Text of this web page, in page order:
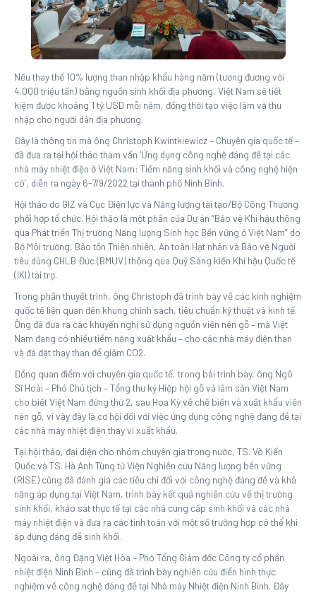
Nếu thay thế 10% lượng than nhập khẩu hàng năm (tương đương với
4.000 triệu tấn) bằng nguồn sinh khối địa phương, Việt Nam sẽ tiết
kiệm được khoảng 1 tỷ USD mỗi năm, đồng thời tạo việc làm và thu
nhập cho người dân địa phương.
Đây là thông tin mà ông Christoph Kwintkiewicz – Chuyên gia quốc tế –
đã đưa ra tại hội thảo tham vấn ‘Ứng dụng công nghệ đáng đề tại các
nhà máy nhiệt điện ở Việt Nam: Tiềm năng sinh khối và công nghệ hiện
có’, diễn ra ngày 6-7/9/2022 tại thành phố Ninh Bình.
Hội thảo do GIZ và Cục Điện lực và Năng lượng tái tạo/Bộ Công Thương
phối hợp tổ chức. Hội thảo là một phần của Dự án “Bảo vệ Khí hậu thông
qua Phát triển Thị trường Năng lượng Sinh học Bền vững ở Việt Nam” do
Bộ Môi trường, Bảo tồn Thiên nhiên, An toàn Hạt nhân và Bảo vệ Người
tiêu dùng CHLB Đức (BMUV) thông qua Quỹ Sáng kiến Khí hậu Quốc tế
(IKI) tài trợ.
Trong phần thuyết trình, ông Christoph đã trình bày về các kinh nghiệm
quốc tế liên quan đến khung chính sách, tiêu chuẩn kỹ thuật và kinh tế.
Ông đã đưa ra các khuyến nghị sử dụng nguồn viên nén gỗ – mà Việt
Nam đang có nhiều tiềm năng xuất khẩu – cho các nhà máy điện than
và đá đặt thay than để giảm CO2.
Đồng quan điểm với chuyên gia quốc tế, trong bài trình bày, ông Ngô
Sĩ Hoài – Phó Chủ tịch – Tổng thư ký Hiệp hội gỗ và lâm sản Việt Nam
cho biết Việt Nam đứng thứ 2, sau Hoa Kỳ về chế biến và xuất khẩu viên
nén gỗ, vì vậy đây là cơ hội đối với việc ứng dụng công nghệ đáng đề tại
các nhà máy nhiệt điện thay vì xuất khẩu.
Tại hội thảo, đại diện cho nhóm chuyên gia trong nước, TS. Võ Kiến
Quốc và TS. Hà Anh Tùng từ Viện Nghiên cứu Năng lượng bền vững
(RISE) cũng đã đánh giá các tiêu chí đối với công nghệ đáng đề và khả
năng áp dụng tại Việt Nam, trình bày kết quả nghiên cứu về thị trường
sinh khối, khảo sát thực tế tại các nhà cung cấp sinh khối và các nhà
máy nhiệt điện và đưa ra các tính toán với một số trường hợp có thể khi
áp dụng đáng đề sinh khối.
Ngoài ra, ông Đặng Việt Hòa – Phó Tổng Giám đốc Công ty cổ phần
nhiệt điện Ninh Bình – cũng đã trình bày nghiên cứu điển hình thực
nghiệm về công nghệ đáng đề tại Nhà máy Nhiệt điện Ninh Bình. Đây